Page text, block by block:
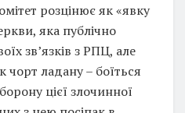
розцінює як «явку
яка публічно
звʼязків з РПЦ, але
ладану – боїться
цієї злочинної